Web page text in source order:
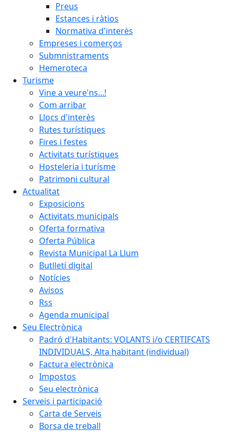
Preus
Estances i ràtios
Normativa d'interès
Empreses i comerços
Submnistraments
Hemeroteca
Turisme
Vine a veure'ns...!
Com arribar
Llocs d'interès
Rutes turístiques
Fires i festes
Activitats turístiques
Hosteleria i turísme
Patrimoni cultural
Actualitat
Exposicions
Activitats municipals
Oferta formativa
Oferta Pública
Revista Municipal La Llum
Butlletí digital
Notícies
Avisos
Rss
Agenda municipal
Seu Electrònica
Padró d'Habitants: VOLANTS i/o CERTIFCATS
INDIVIDUALS, Alta habitant (individual)
Factura electrònica
Impostos
Seu electrònica
Serveis i participació
Carta de Serveis
Borsa de treball